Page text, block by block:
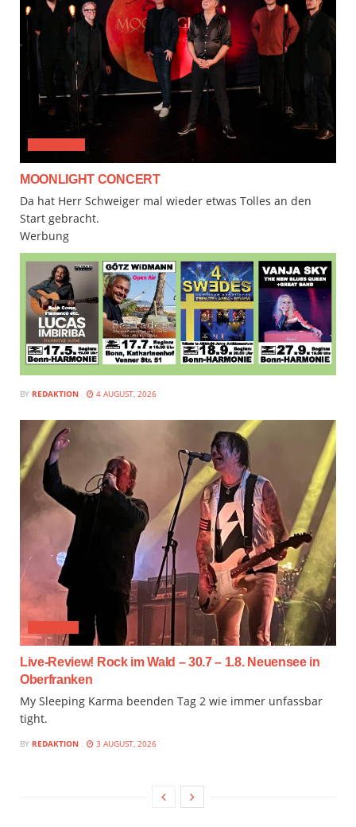
MOONLIGHT CONCERT
Da hat Herr Schweiger mal wieder etwas Tolles an den
Start gebracht.
Werbung
BY REDAKTION 4 AUGUST, 2026
Live-Review! Rock im Wald – 30.7 – 1.8. Neuensee in
Oberfranken
My Sleeping Karma beenden Tag 2 wie immer unfassbar
tight.
BY REDAKTION 3 AUGUST, 2026